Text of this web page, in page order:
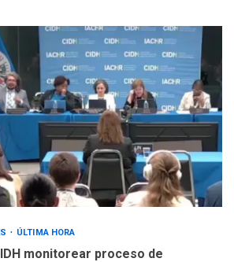
ÚLTIMA HORA
monitorear proceso de